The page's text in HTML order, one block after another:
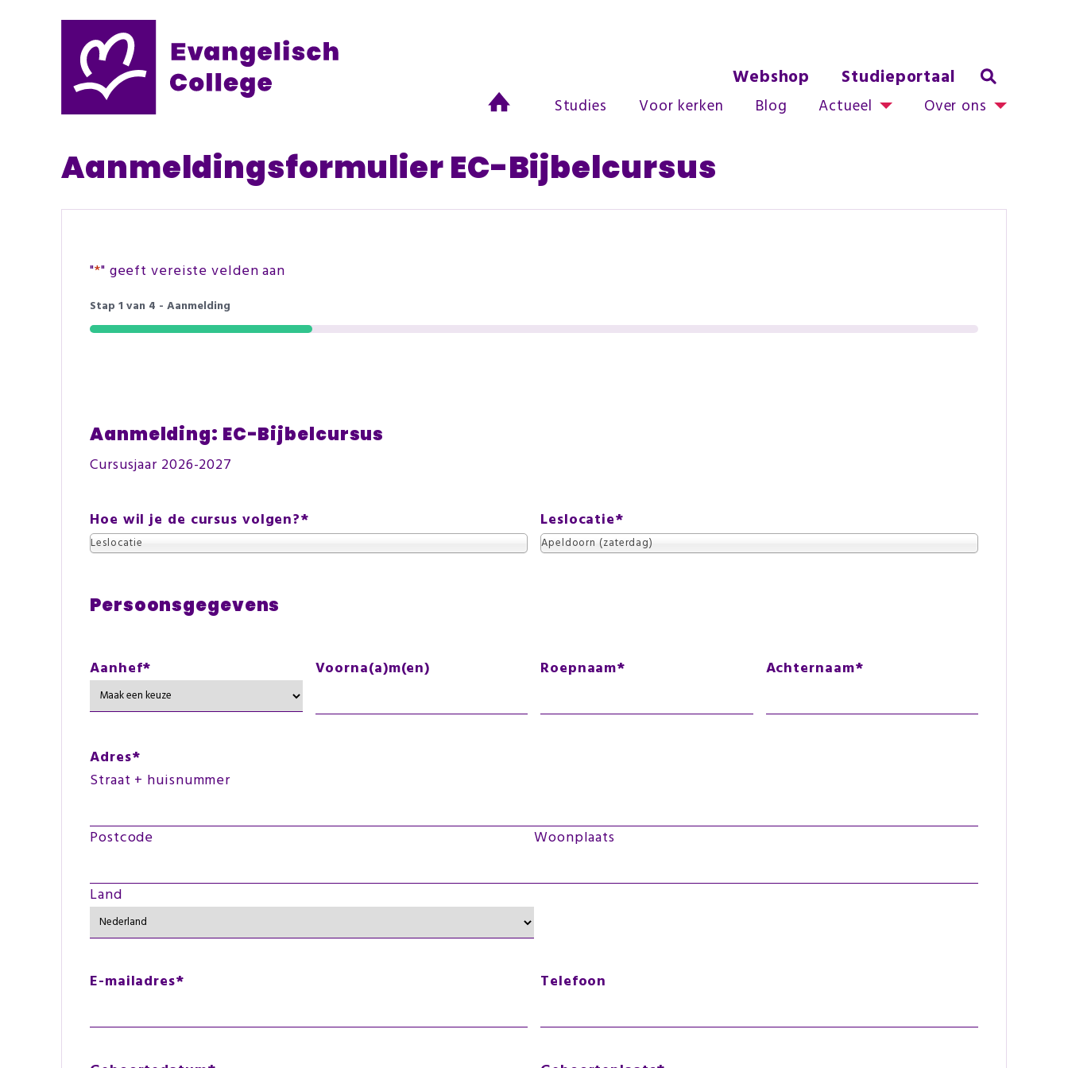
Webshop Studieportaal
Studies Voor kerken Blog Actueel Over ons
Aanmeldingsformulier EC-Bijbelcursus
"*" geeft vereiste velden aan
Stap 1 van 4 - Aanmelding
25%
Aanmelding: EC-Bijbelcursus
Cursusjaar 2026-2027
Hoe wil je de cursus volgen?*
Leslocatie
Leslocatie*
Apeldoorn (zaterdag)
Persoonsgegevens
Aanhef* Voorna(a)m(en) Roepnaam* Achternaam*
Adres*
Straat + huisnummer
Postcode Woonplaats
Land
E-mailadres* Telefoon